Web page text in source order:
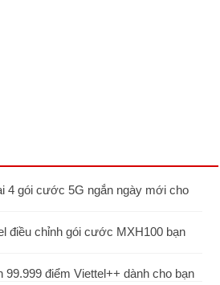
4 gói cước 5G ngắn ngày mới cho
điều chỉnh gói cước MXH100 bạn
điểm Viettel++ dành cho bạn